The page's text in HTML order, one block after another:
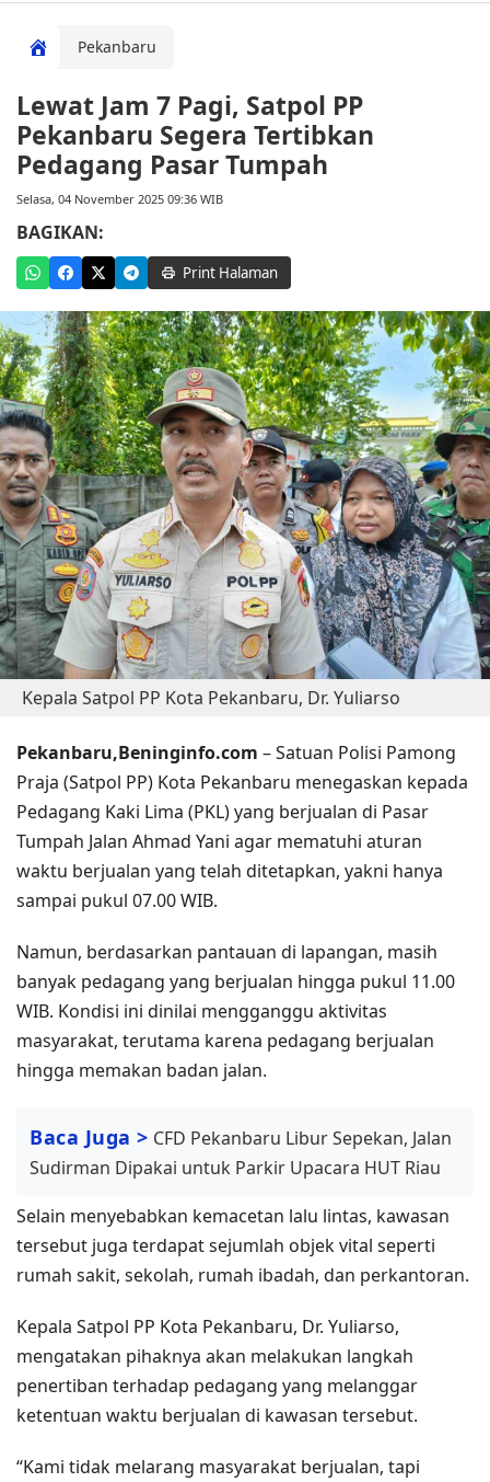
Pekanbaru
Lewat Jam 7 Pagi, Satpol PP
Pekanbaru Segera Tertibkan
Pedagang Pasar Tumpah
Selasa, 04 November 2025 09:36 WIB
BAGIKAN:
Print Halaman
Kepala Satpol PP Kota Pekanbaru, Dr. Yuliarso
Pekanbaru,Beninginfo.com – Satuan Polisi Pamong
Praja (Satpol PP) Kota Pekanbaru menegaskan kepada
Pedagang Kaki Lima (PKL) yang berjualan di Pasar
Tumpah Jalan Ahmad Yani agar mematuhi aturan
waktu berjualan yang telah ditetapkan, yakni hanya
sampai pukul 07.00 WIB.
Namun, berdasarkan pantauan di lapangan, masih
banyak pedagang yang berjualan hingga pukul 11.00
WIB. Kondisi ini dinilai mengganggu aktivitas
masyarakat, terutama karena pedagang berjualan
hingga memakan badan jalan.
Baca Juga > CFD Pekanbaru Libur Sepekan, Jalan
Sudirman Dipakai untuk Parkir Upacara HUT Riau
Selain menyebabkan kemacetan lalu lintas, kawasan
tersebut juga terdapat sejumlah objek vital seperti
rumah sakit, sekolah, rumah ibadah, dan perkantoran.
Kepala Satpol PP Kota Pekanbaru, Dr. Yuliarso,
mengatakan pihaknya akan melakukan langkah
penertiban terhadap pedagang yang melanggar
ketentuan waktu berjualan di kawasan tersebut.
“Kami tidak melarang masyarakat berjualan, tapi